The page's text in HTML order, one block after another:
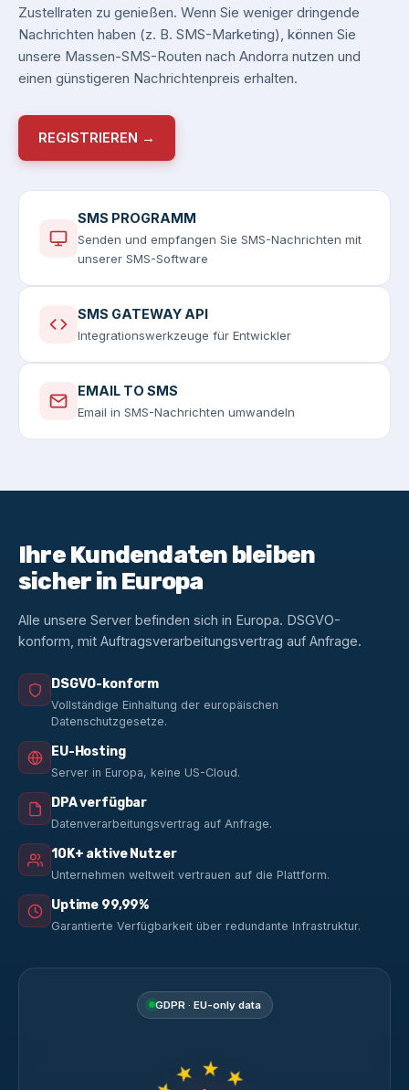
Zustellraten zu genießen. Wenn Sie weniger dringende
Nachrichten haben (z. B. SMS-Marketing), können Sie
unsere Massen-SMS-Routen nach Andorra nutzen und
einen günstigeren Nachrichtenpreis erhalten.
REGISTRIEREN →
SMS PROGRAMM
Senden und empfangen Sie SMS-Nachrichten mit
unserer SMS-Software
SMS GATEWAY API
Integrationswerkzeuge für Entwickler
EMAIL TO SMS
Email in SMS-Nachrichten umwandeln
Ihre Kundendaten bleiben
sicher in Europa
Alle unsere Server befinden sich in Europa. DSGVO-
konform, mit Auftragsverarbeitungsvertrag auf Anfrage.
DSGVO-konform
Vollständige Einhaltung der europäischen
Datenschutzgesetze.
EU-Hosting
Server in Europa, keine US-Cloud.
DPA verfügbar
Datenverarbeitungsvertrag auf Anfrage.
10K+ aktive Nutzer
Unternehmen weltweit vertrauen auf die Plattform.
Uptime 99,99%
Garantierte Verfügbarkeit über redundante Infrastruktur.
GDPR · EU-only data